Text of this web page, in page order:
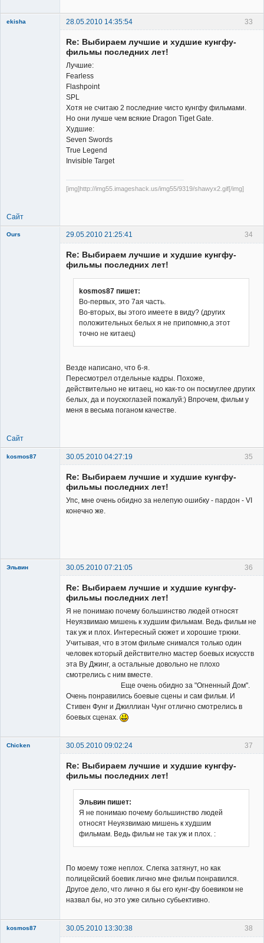
33
ekisha 28.05.2010 14:35:54
Re: Выбираем лучшие и худшие кунгфу-
фильмы последних лет!
Лучшие:
Fearless
Flashpoint
SPL
Хотя не считаю 2 последние чисто кунгфу фильмами.
Но они лучше чем всякие Dragon Tiget Gate.
Худшие:
Seven Swords
True Legend
Invisible Target
[img]http://img55.imageshack.us/img55/9319/shawyx2.gif[/img]
Сайт
34
Ours 29.05.2010 21:25:41
Re: Выбираем лучшие и худшие кунгфу-
фильмы последних лет!
kosmos87 пишет:
Во-первых, это 7ая часть.
Во-вторых, вы этого имеете в виду? (других
положительных белых я не припомню,а этот
точно не китаец)
Везде написано, что 6-я.
Пересмотрел отдельные кадры. Похоже,
действительно не китаец, но как-то он посмуглее других
белых, да и поускоглазей пожалуй:) Впрочем, фильм у
меня в весьма поганом качестве.
Сайт
35
kosmos87 30.05.2010 04:27:19
Re: Выбираем лучшие и худшие кунгфу-
фильмы последних лет!
Упс, мне очень обидно за нелепую ошибку - пардон - VI
конечно же.
36
Эльвин 30.05.2010 07:21:05
Re: Выбираем лучшие и худшие кунгфу-
фильмы последних лет!
Я не понимаю почему большинство людей относят
Неуязвимаю мишень к худшим фильмам. Ведь фильм не
так уж и плох. Интересный сюжет и хорошие трюки.
Учитывая, что в этом фильме снимался только один
человек который действително мастер боевых искусств
эта Ву Джинг, а остальные довольно не плохо
смотрелись с ним вместе.
Еще очень обидно за "Огненный Дом".
Очень понравились боевые сцены и сам фильм. И
Стивен Фунг и Джиллиан Чунг отлично смотрелись в
боевых сценах.
37
Chicken
30.05.2010 09:02:24
Re: Выбираем лучшие и худшие кунгфу-
фильмы последних лет!
Эльвин пишет:
Я не понимаю почему большинство людей
относят Неуязвимаю мишень к худшим
фильмам. Ведь фильм не так уж и плох. :
По моему тоже неплох. Слегка затянут, но как
полицейский боевик лично мне фильм понравился.
Другое дело, что лично я бы его кунг-фу боевиком не
назвал бы, но это уже сильно субьективно.
38
kosmos87 30.05.2010 13:30:38